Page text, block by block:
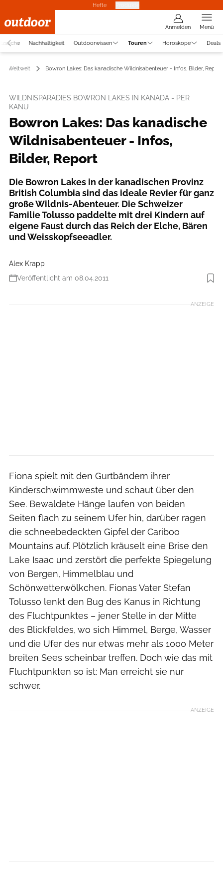
Hefte
Anmelden Menü
Nachhaltigkeit Outdoorwissen Touren Horoskope Deals
Weltweit Bowron Lakes: Das kanadische Wildnisabenteuer - Infos, Bilder, Report
WILDNISPARADIES BOWRON LAKES IN KANADA - PER
KANU
Bowron Lakes: Das kanadische
Wildnisabenteuer - Infos,
Bilder, Report
Die Bowron Lakes in der kanadischen Provinz
British Columbia sind das ideale Revier für ganz
große Wildnis-Abenteuer. Die Schweizer
Familie Tolusso paddelte mit drei Kindern auf
eigene Faust durch das Reich der Elche, Bären
und Weisskopfseeadler.
Alex Krapp
Veröffentlicht am 08.04.2011
Foto: Stefan Tolusso
ANZEIGE
Fiona spielt mit den Gurtbändern ihrer
Kinderschwimmweste und schaut über den
See. Bewaldete Hänge laufen von beiden
Seiten flach zu seinem Ufer hin, darüber ragen
die schneebedeckten Gipfel der Cariboo
Mountains auf. Plötzlich kräuselt eine Brise den
Lake Isaac und zerstört die perfekte Spiegelung
von Bergen, Himmelblau und
Schönwetterwölkchen. Fionas Vater Stefan
Tolusso lenkt den Bug des Kanus in Richtung
des Fluchtpunktes – jener Stelle in der Mitte
des Blickfeldes, wo sich Himmel, Berge, Wasser
und die Ufer des nur etwas mehr als 1000 Meter
breiten Sees scheinbar treffen. Doch wie das mit
Fluchtpunkten so ist: Man erreicht sie nur
schwer.
ANZEIGE